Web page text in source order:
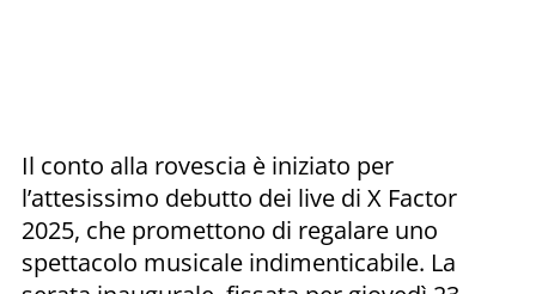
Il conto alla rovescia è iniziato per
l’attesissimo debutto dei live di X Factor
2025, che promettono di regalare uno
spettacolo musicale indimenticabile. La